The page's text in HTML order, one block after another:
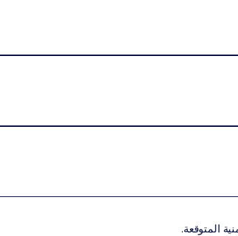
حسب المستوى الأكاديمي وطبيعة البرنامج.يمكن
الأكاديمية الخاصة بمستوى البرنامج.قد تشمل
بنجاح، يحصل الطالب على الشهادة أو الدرجة